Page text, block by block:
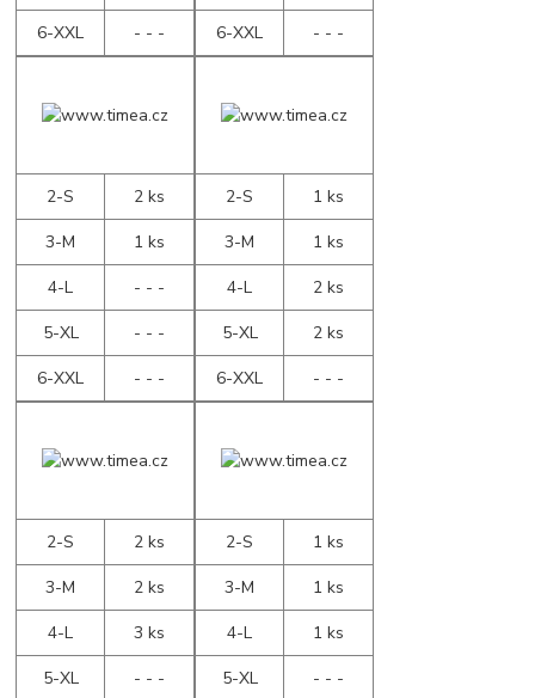
6-XXL
- - -
6-XXL
- - -
2-S
2 ks
3-M
1 ks
4-L
- - -
5-XL
- - -
6-XXL
- - -
2-S
1 ks
3-M
1 ks
4-L
2 ks
5-XL
2 ks
6-XXL
- - -
2-S
2 ks
3-M
2 ks
4-L
3 ks
5-XL
- - -
2-S
1 ks
3-M
1 ks
4-L
1 ks
5-XL
- - -